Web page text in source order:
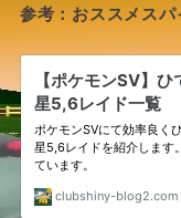
参考：おススメス